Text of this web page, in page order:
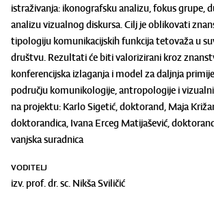
istraživanja: ikonografsku analizu, fokus grupe,
analizu vizualnog diskursa. Cilj je oblikovati
tipologiju komunikacijskih funkcija tetovaža u
društvu. Rezultati će biti valorizirani kroz
konferencijska izlaganja i model za daljnja
području komunikologije, antropologije i
na projektu: Karlo Sigetić, doktorand, Maja
doktorandica, Ivana Erceg Matijašević,
vanjska suradnica
VODITELJ
izv. prof. dr. sc. Nikša Sviličić